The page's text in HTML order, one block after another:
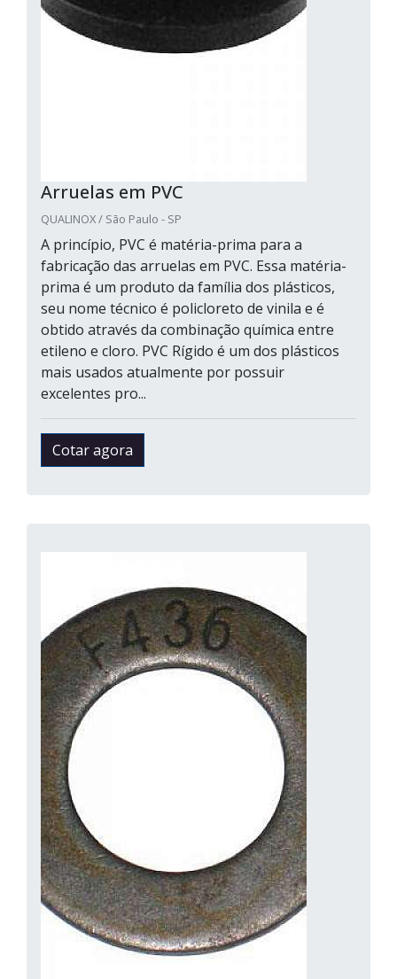
Arruelas em PVC
QUALINOX / São Paulo - SP
A princípio, PVC é matéria-prima para a
fabricação das arruelas em PVC. Essa matéria-
prima é um produto da família dos plásticos,
seu nome técnico é policloreto de vinila e é
obtido através da combinação química entre
etileno e cloro. PVC Rígido é um dos plásticos
mais usados atualmente por possuir
excelentes pro...
Cotar agora